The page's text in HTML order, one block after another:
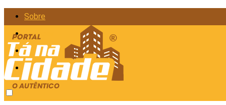
Sobre
Anunciar
Política de Privacidade
Contato